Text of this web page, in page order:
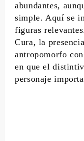
abundantes,
simple. Aquí se
figuras
Cura, la
antropomorfo
en que el
personaje